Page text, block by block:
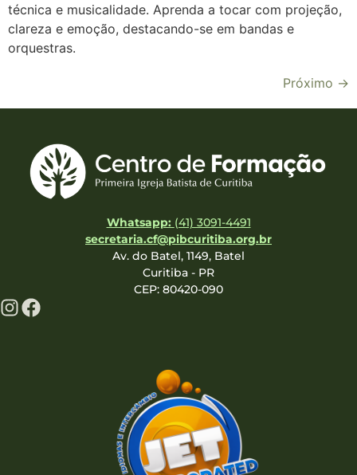
técnica e musicalidade. Aprenda a tocar com projeção,
clareza e emoção, destacando-se em bandas e
orquestras.
Próximo →
Whatsapp: (41) 3091-4491
secretaria.cf@pibcuritiba.org.br
Av. do Batel, 1149, Batel
Curitiba - PR
CEP: 80420-090